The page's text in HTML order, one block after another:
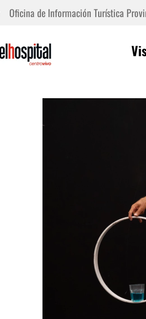
Oficina de Información Turística